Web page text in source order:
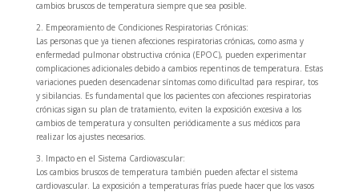
cambios bruscos de temperatura siempre que sea posible.
2. Empeoramiento de Condiciones Respiratorias Crónicas:
Las personas que ya tienen afecciones respiratorias crónicas, como asma y
enfermedad pulmonar obstructiva crónica (EPOC), pueden experimentar
complicaciones adicionales debido a cambios repentinos de temperatura. Estas
variaciones pueden desencadenar síntomas como dificultad para respirar, tos
y sibilancias. Es fundamental que los pacientes con afecciones respiratorias
crónicas sigan su plan de tratamiento, eviten la exposición excesiva a los
cambios de temperatura y consulten periódicamente a sus médicos para
realizar los ajustes necesarios.
3. Impacto en el Sistema Cardiovascular:
Los cambios bruscos de temperatura también pueden afectar el sistema
cardiovascular. La exposición a temperaturas frías puede hacer que los vasos